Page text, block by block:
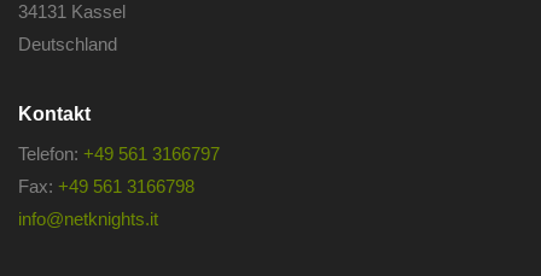
34131 Kassel
Deutschland
Kontakt
Telefon: +49 561 3166797
Fax: +49 561 3166798
info@netknights.it